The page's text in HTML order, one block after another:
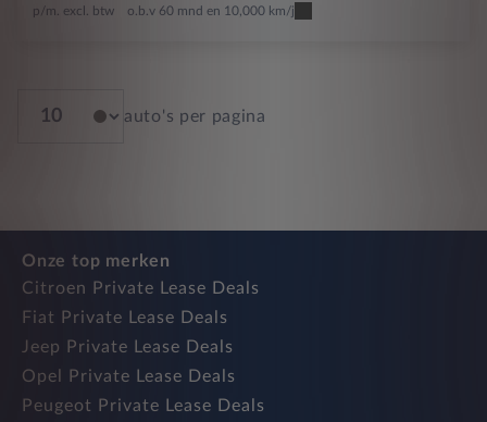
p/m. excl. btw o.b.v 60 mnd en 10,000 km/j
auto's per pagina
Onze top merken
Citroen Private Lease Deals
Fiat Private Lease Deals
Jeep Private Lease Deals
Opel Private Lease Deals
Peugeot Private Lease Deals